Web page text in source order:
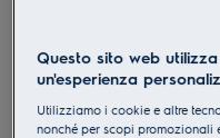
EH6L20CN
Cucina da
Rivestimento
Questo sito web
un'esperienza
Utilizziamo i cookie e altre
nonché per scopi promozionali